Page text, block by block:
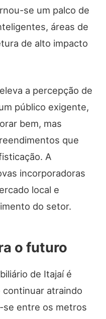
se um palco de
áreas de
de alto impacto
a percepção de
público exigente,
bem, mas
que
A
incorporadoras
local e
do setor.
o futuro
de Itajaí é
continuar atraindo
entre os metros